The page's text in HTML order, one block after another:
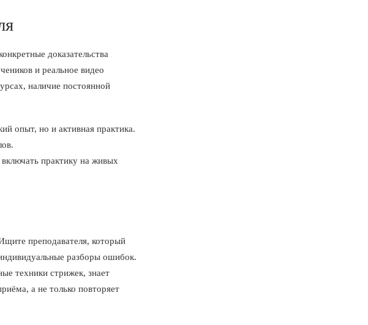
доказательства
и реальное видео
наличие постоянной
опыт, но и активная практика.
практику на живых
преподавателя, который
разборы ошибок.
техники стрижек, знает
а не только повторяет